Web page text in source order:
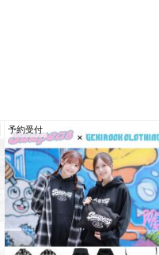
予約受付